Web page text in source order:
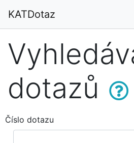
KATDotaz
dotazů
Číslo dotazu